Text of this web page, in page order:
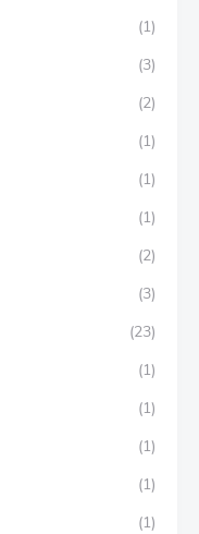
(1)
(3)
(2)
(1)
(1)
(1)
(2)
(3)
(23)
(1)
(1)
(1)
(1)
(1)